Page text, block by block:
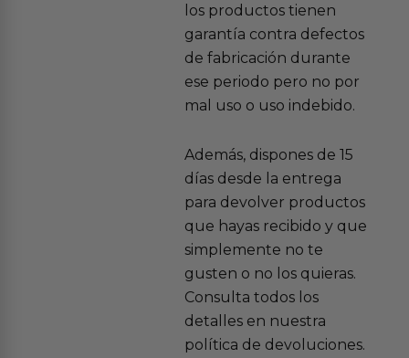
los productos tienen
garantía contra defectos
de fabricación durante
ese periodo pero no por
mal uso o uso indebido.
Además, dispones de 15
días desde la entrega
para devolver productos
que hayas recibido y que
simplemente no te
gusten o no los quieras.
Consulta todos los
detalles en nuestra
política de devoluciones.